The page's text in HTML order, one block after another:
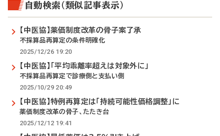
自動検索（類似記事表示）
【中医協】薬価制度改革の骨子案了承
不採算品再算定の条件明確化
2025/12/26 19:20
【中医協】「平均乖離率超えは対象外に」
不採算品再算定で診療側と支払い側
2025/10/29 20:49
【中医協】特例再算定は「持続可能性価格調整」に
薬価制度改革の骨子、たたき台
2025/12/12 19:41